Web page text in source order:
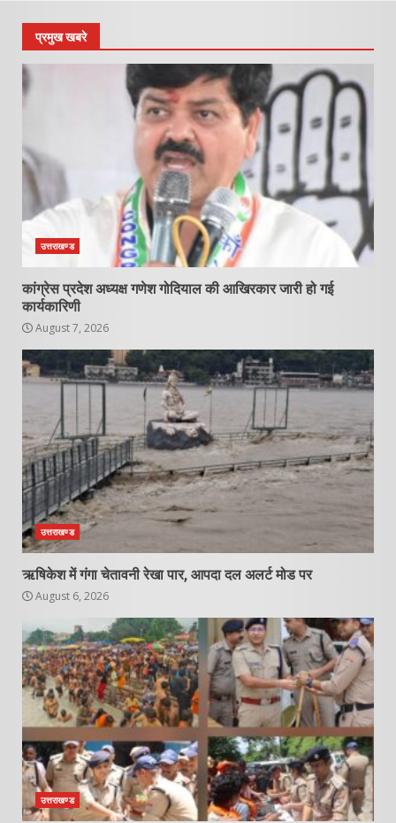
प्रमुख खबरे
उत्तराखण्ड
कांग्रेस प्रदेश अध्यक्ष गणेश गोदियाल की आखिरकार जारी हो गई
कार्यकारिणी
August 7, 2026
उत्तराखण्ड
ऋषिकेश में गंगा चेतावनी रेखा पार, आपदा दल अलर्ट मोड पर
August 6, 2026
उत्तराखण्ड